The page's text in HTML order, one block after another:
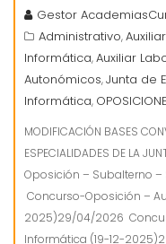
Gestor
Administrativo,
Informática,Auxiliar
Autonómicos,Junta de
Informática,
MODIFICACIÓN BASES
ESPECIALIDADES DE LA
Oposición – Subalterno
Concurso-Oposición –
2025)29/04/2026
Informática (19-12-